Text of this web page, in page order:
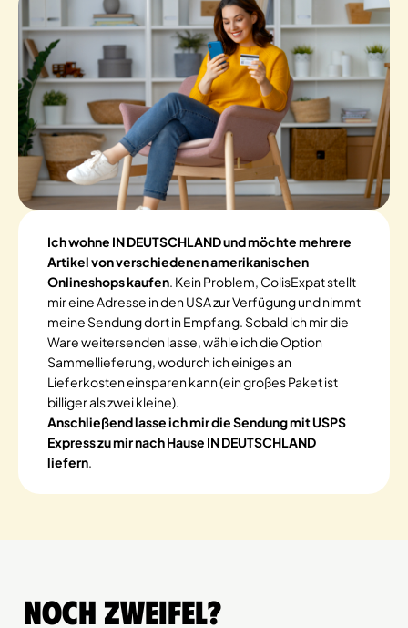
Ich wohne IN DEUTSCHLAND und möchte mehrere
Artikel von verschiedenen amerikanischen
Onlineshops kaufen. Kein Problem, ColisExpat stellt
mir eine Adresse in den USA zur Verfügung und nimmt
meine Sendung dort in Empfang. Sobald ich mir die
Ware weitersenden lasse, wähle ich die Option
Sammellieferung, wodurch ich einiges an
Lieferkosten einsparen kann (ein großes Paket ist
billiger als zwei kleine).
Anschließend lasse ich mir die Sendung mit USPS
Express zu mir nach Hause IN DEUTSCHLAND
liefern.
Noch Zweifel?